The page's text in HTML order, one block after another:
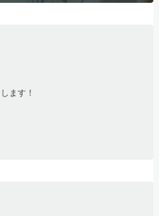
ます！